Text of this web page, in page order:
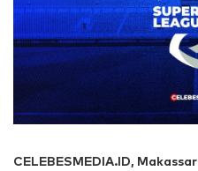
CELEBESMEDIA.ID, Makassar